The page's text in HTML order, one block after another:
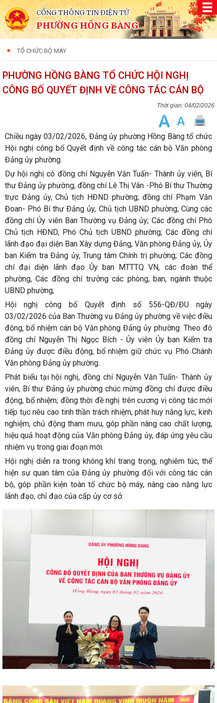
CỔNG THÔNG TIN ĐIỆN TỬ
PHƯỜNG HỒNG BÀNG
TỔ CHỨC BỘ MÁY
PHƯỜNG HỒNG BÀNG TỔ CHỨC HỘI NGHỊ
CÔNG BỐ QUYẾT ĐỊNH VỀ CÔNG TÁC CÁN BỘ
04/02/2026
Chiều ngày 03/02/2026, Đảng ủy phường Hồng Bàng tổ chức
Hội nghị công bố Quyết định về công tác cán bộ Văn phòng
Đảng ủy phường.
Dự hội nghị có đồng chí Nguyễn Văn Tuấn- Thành ủy viên, Bí
thư Đảng ủy phường; đồng chí Lê Thị Vân -Phó Bí thư Thường
trực Đảng ủy, Chủ tịch HĐND phường; đồng chí Phạm Văn
Đoan- Phó Bí thư Đảng ủy, Chủ tịch UBND phường; Cùng các
đồng chí Ủy viên Ban Thường vụ Đảng ủy; Các đồng chí Phó
Chủ tịch HĐND, Phó Chủ tịch UBND phường; Các đồng chí
lãnh đạo đại diện Ban Xây dựng Đảng, Văn phòng Đảng ủy, Ủy
ban Kiểm tra Đảng ủy, Trung tâm Chính trị phường; Các đồng
chí đại diện lãnh đạo Ủy ban MTTTQ VN, các đoàn thể
phường, Các đồng chí trưởng các phòng, ban, ngành thuộc
UBND phường;
Hội nghị công bố Quyết định số 556-QĐ/ĐU ngày
03/02/2026 của Ban Thường vụ Đảng ủy phường về việc điều
động, bổ nhiệm cán bộ Văn phòng Đảng ủy phường. Theo đó
đồng chí Nguyễn Thị Ngọc Bích - Ủy viên Ủy ban Kiểm tra
Đảng ủy được điều động, bổ nhiệm giữ chức vụ Phó Chánh
Văn phòng Đảng ủy phường.
Phát biểu tại hội nghị, đồng chí Nguyễn Văn Tuấn- Thành ủy
viên, Bí thư Đảng ủy phường chúc mừng đồng chí được điều
động, bổ nhiệm; đồng thời đề nghị trên cương vị công tác mới
tiếp tục nêu cao tinh thần trách nhiệm, phát huy năng lực, kinh
nghiệm, chủ động tham mưu, góp phần nâng cao chất lượng,
hiệu quả hoạt động của Văn phòng Đảng ủy, đáp ứng yêu cầu
nhiệm vụ trong giai đoạn mới.
Hội nghị diễn ra trong không khí trang trọng, nghiêm túc, thể
hiện sự quan tâm của Đảng ủy phường đối với công tác cán
bộ, góp phần kiện toàn tổ chức bộ máy, nâng cao năng lực
lãnh đạo, chỉ đạo của cấp ủy cơ sở.